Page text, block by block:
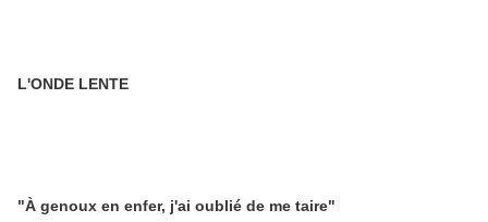
L'ONDE LENTE
"À genoux en enfer, j'ai oublié de me taire"